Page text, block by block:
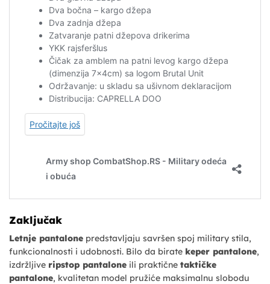
Zaključak
Letnje pantalone predstavljaju savršen spoj military stila,
funkcionalnosti i udobnosti. Bilo da birate keper pantalone,
izdržljive ripstop pantalone ili praktične taktičke
pantalone, kvalitetan model pružiće maksimalnu slobodu